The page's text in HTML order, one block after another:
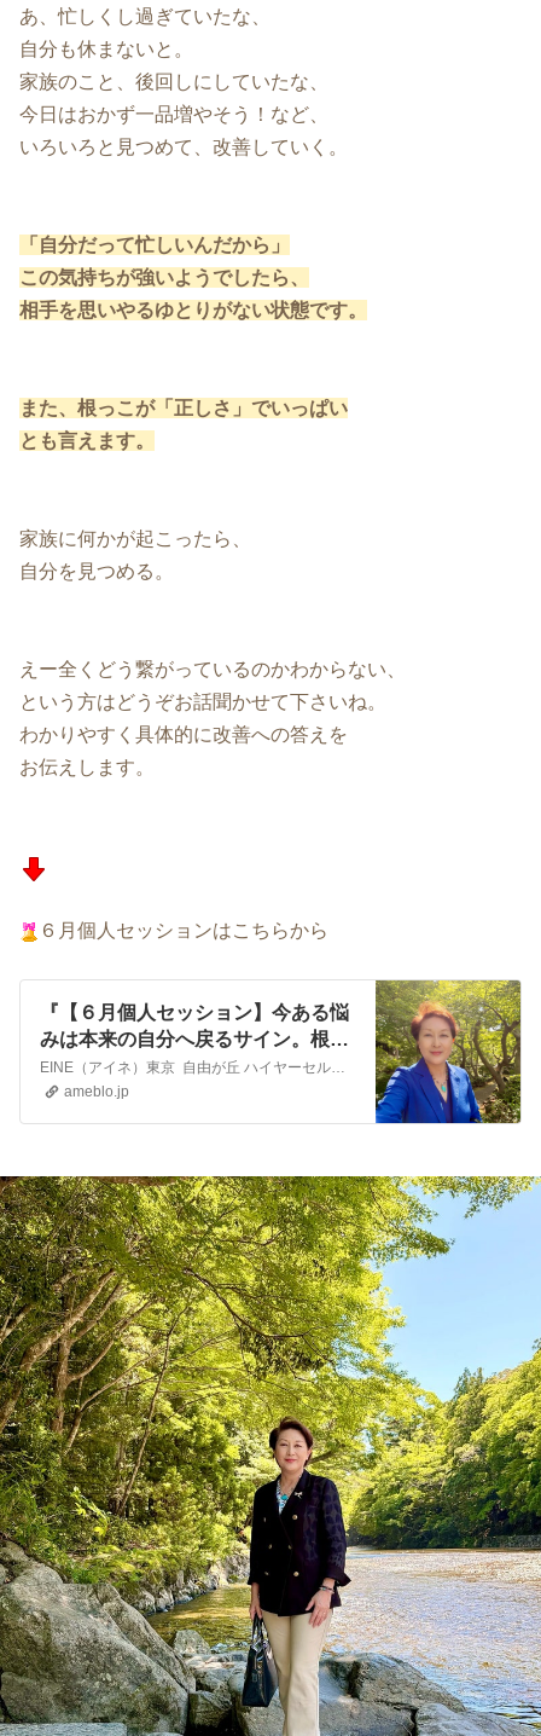
あ、忙しくし過ぎていたな、
自分も休まないと。
家族のこと、後回しにしていたな、
今日はおかず一品増やそう！など、
いろいろと見つめて、改善していく。
「自分だって忙しいんだから」
この気持ちが強いようでしたら、
相手を思いやるゆとりがない状態です。
また、根っこが「正しさ」でいっぱい
とも言えます。
家族に何かが起こったら、
自分を見つめる。
えー全くどう繋がっているのかわからない、
という方はどうぞお話聞かせて下さいね。
わかりやすく具体的に改善への答えを
お伝えします。
６月個人セッションはこちらから
『【６月個人セッション】今ある悩
みは本来の自分へ戻るサイン。根っ
こを愛ベースへ戻していこう♪』
EINE（アイネ）東京 自由が丘 ハイヤーセルフリーディング個人セッションを担当しています津谷幸子です。 東急東横線・大井町線 自由が丘駅から徒歩１分の場所…
ameblo.jp